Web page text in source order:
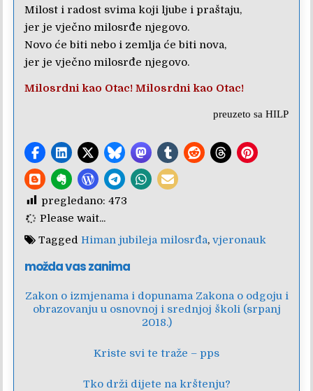
Milost i radost svima koji ljube i praštaju,
jer je vječno milosrđe njegovo.
Novo će biti nebo i zemlja će biti nova,
jer je vječno milosrđe njegovo.
Milosrdni kao Otac! Milosrdni kao Otac!
preuzeto sa HILP
pregledano: 473
Please wait...
TaggedHiman jubileja milosrđa,vjeronauk
možda vas zanima
Zakon o izmjenama i dopunama Zakona o odgoju i
obrazovanju u osnovnoj i srednjoj školi (srpanj
2018.)
Kriste svi te traže – pps
Tko drži dijete na krštenju?